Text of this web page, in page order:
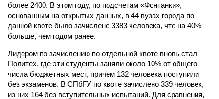
более 2400. В этом году, по подсчетам «Фонтанки»,
основанным на открытых данных, в 44 вузах города по
данной квоте было зачислено 3383 человека, что на 40%
больше, чем годом ранее.
Лидером по зачислению по отдельной квоте вновь стал
Политех, где эти студенты заняли около 10% от общего
числа бюджетных мест, причем 132 человека поступили
без экзаменов. В СПбГУ по квоте зачислено 339 человек,
из них 164 без вступительных испытаний. Для сравнения,